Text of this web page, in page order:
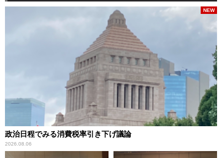
政治日程でみる消費税率引き下げ議論
2026.08.06
NEW